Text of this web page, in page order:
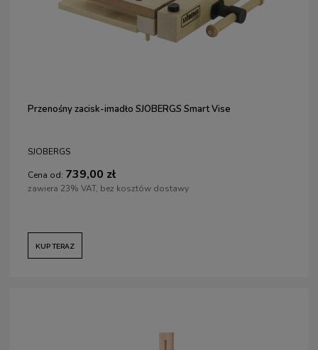
Przenośny zacisk-imadło SJOBERGS Smart Vise
SJOBERGS
Cena od: 739,00 zł
zawiera 23% VAT, bez kosztów dostawy
KUP TERAZ